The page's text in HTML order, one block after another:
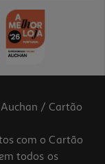
/ Cartão
com o Cartão
todos os